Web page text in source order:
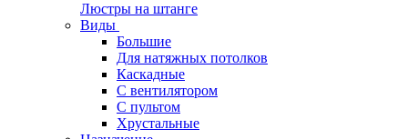
Люстры на штанге
Виды
Большие
Для натяжных потолков
Каскадные
С вентилятором
С пультом
Хрустальные